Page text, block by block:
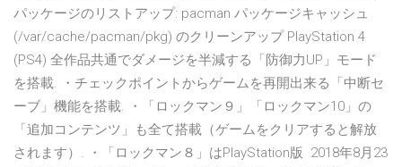
パッケージのリストアップ: pacman パッケージキャッシュ
(/var/cache/pacman/pkg) のクリーンアップ PlayStation 4
(PS4) 全作品共通でダメージを半減する「防御力UP」モード
を搭載. ・チェックポイントからゲームを再開出来る「中断セ
ーブ」機能を搭載. ・「ロックマン９」「ロックマン10」の
「追加コンテンツ」も全て搭載（ゲームをクリアすると解放
されます）. ・「ロックマン８」はPlayStation版 2018年8月23